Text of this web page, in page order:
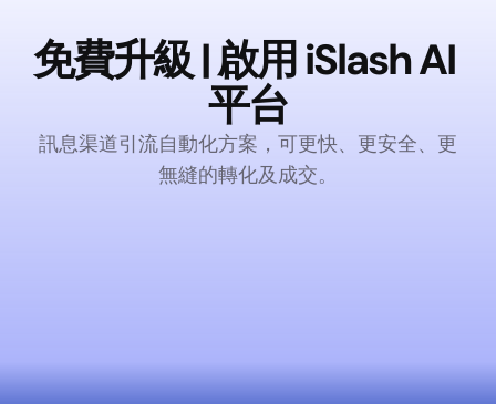
免費升級 | 啟用 iSlash AI
平台
訊息渠道引流自動化方案，可更快、更安全、更
無縫的轉化及成交。